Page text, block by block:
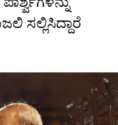
ಸಲ್ಲಿಸಿದ್ದಾರೆ